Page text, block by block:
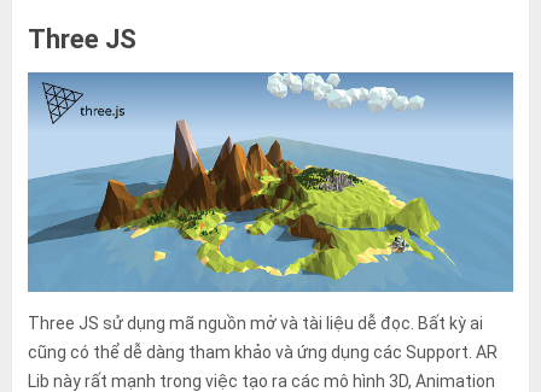
Three JS
Three JS sử dụng mã nguồn mở và tài liệu dễ đọc. Bất kỳ ai
cũng có thể dễ dàng tham khảo và ứng dụng các Support. AR
Lib này rất mạnh trong việc tạo ra các mô hình 3D, Animation